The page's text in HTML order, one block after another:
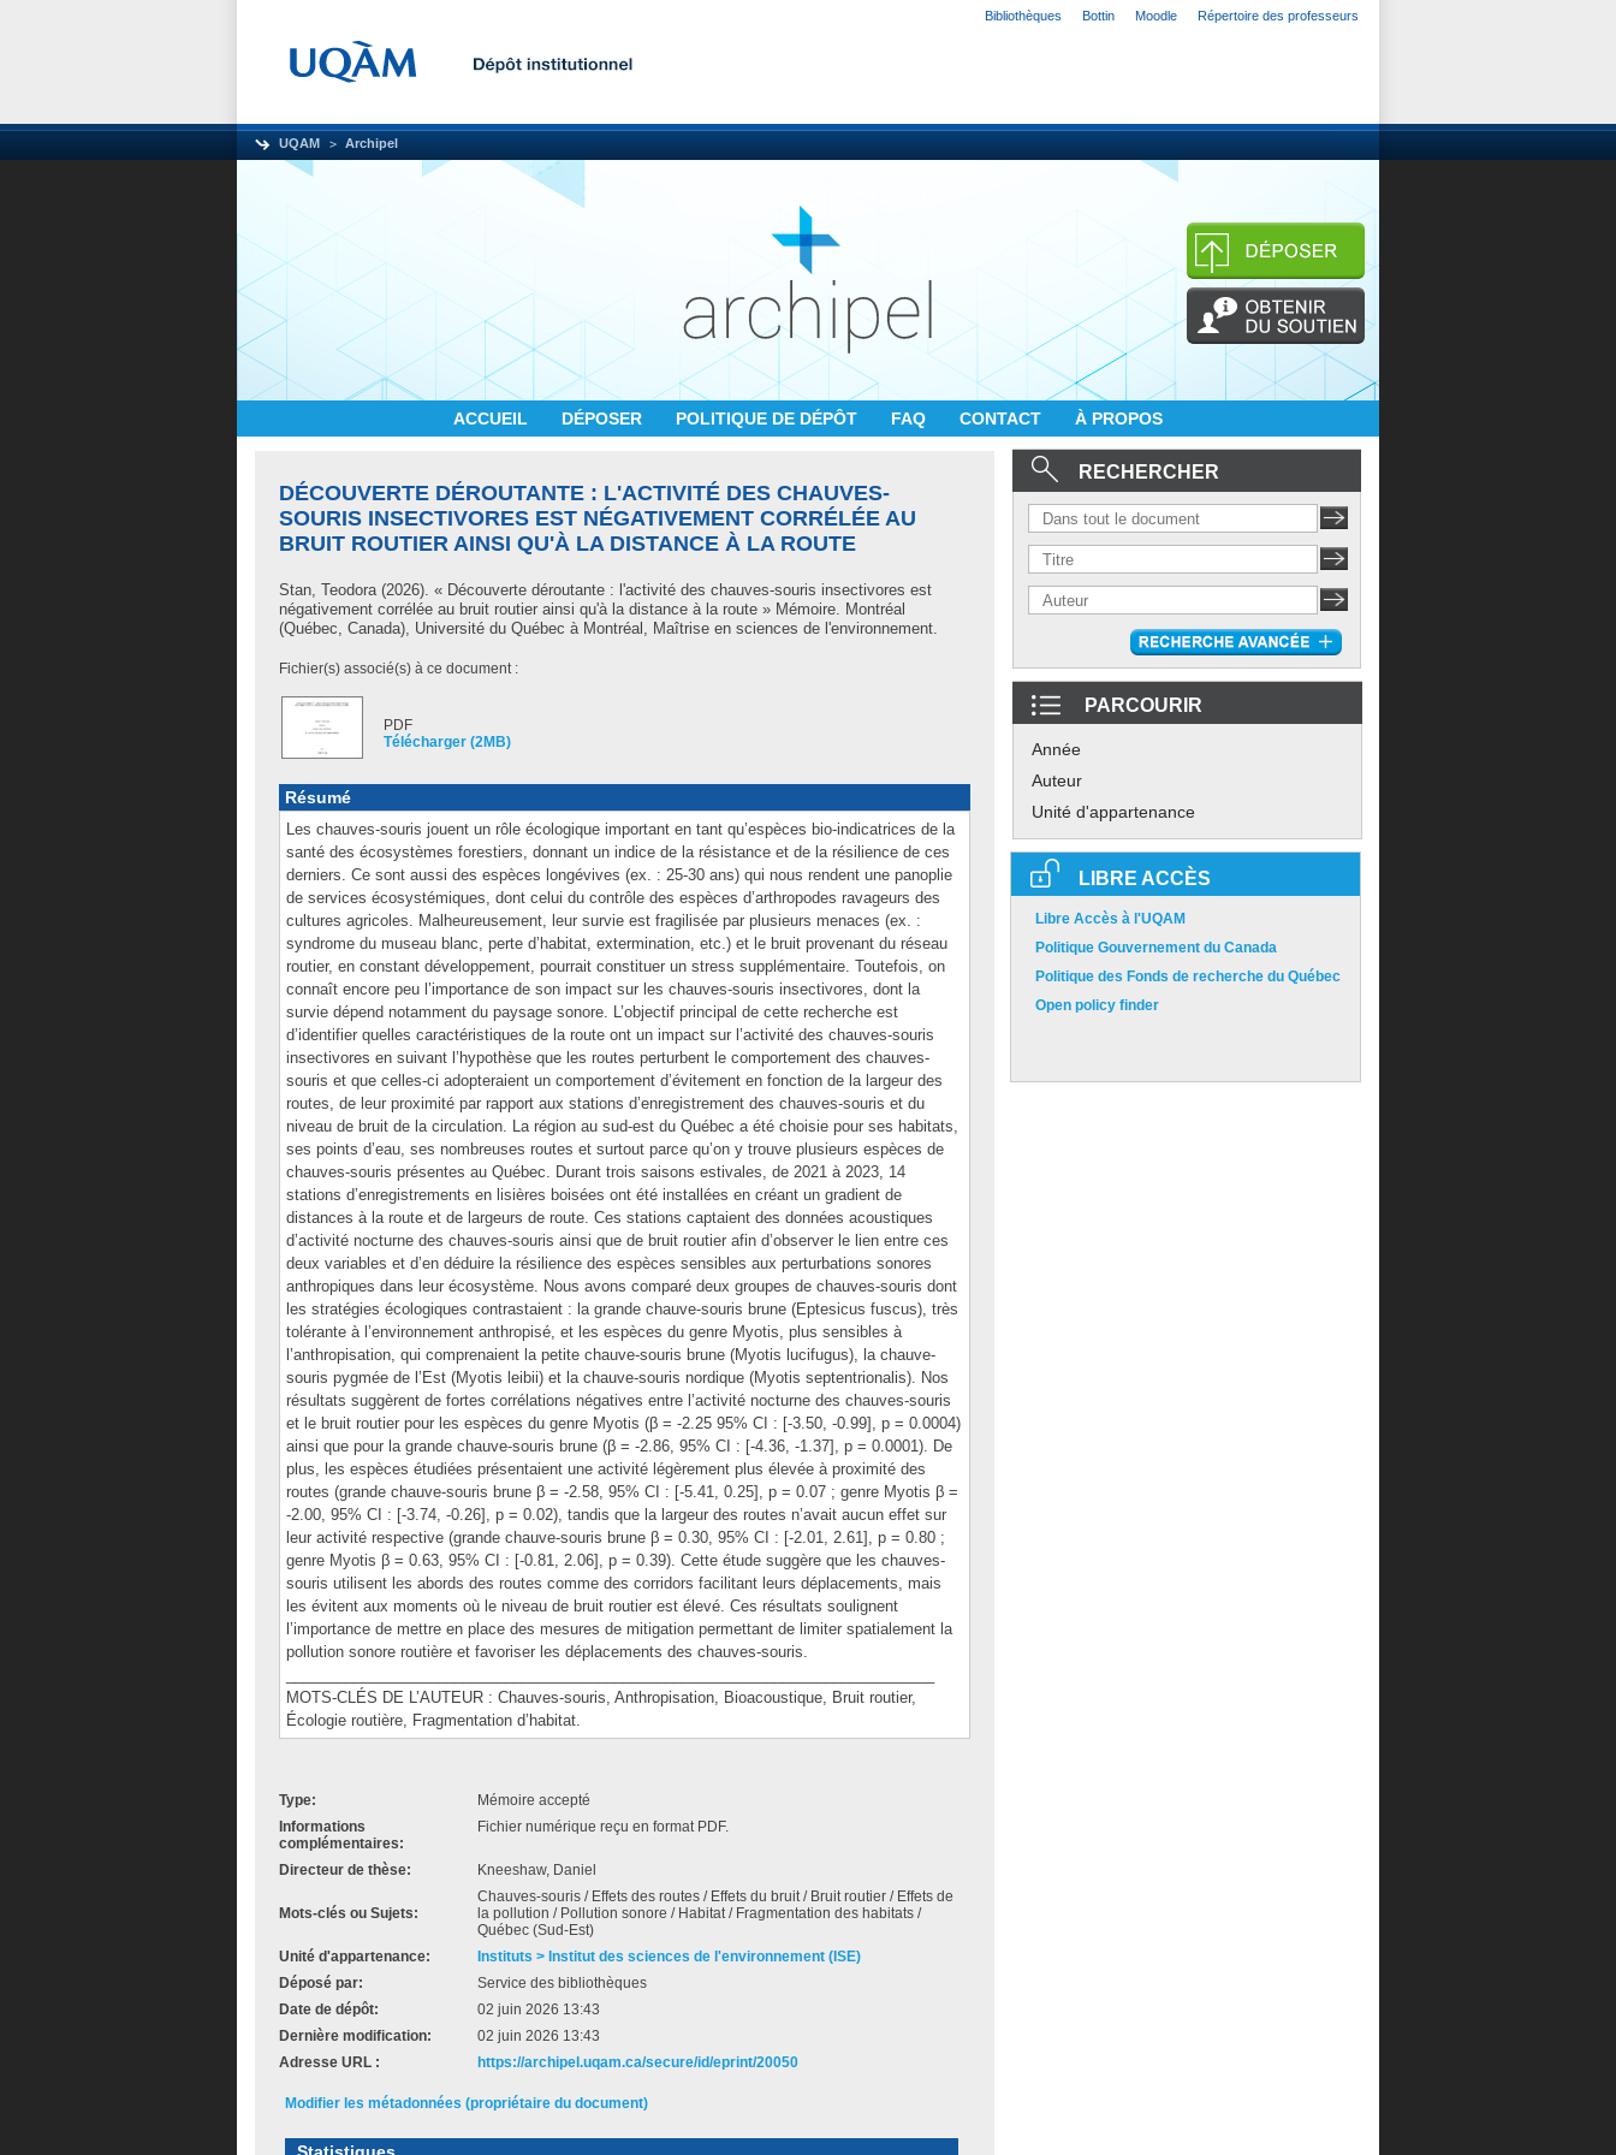
Bibliothèques Bottin Moodle Répertoire des professeurs
UQAM Archipel
ACCUEIL DÉPOSER POLITIQUE DE DÉPÔT FAQ CONTACT À PROPOS
DÉCOUVERTE DÉROUTANTE : L'ACTIVITÉ DES CHAUVES-
SOURIS INSECTIVORES EST NÉGATIVEMENT CORRÉLÉE AU
BRUIT ROUTIER AINSI QU'À LA DISTANCE À LA ROUTE
Stan, Teodora(2026). « Découverte déroutante : l'activité des chauves-souris insectivores est
négativement corrélée au bruit routier ainsi qu'à la distance à la route » Mémoire. Montréal
(Québec, Canada), Université du Québec à Montréal, Maîtrise en sciences de l'environnement.
Fichier(s) associé(s) à ce document :
PDF
Télécharger (2MB)
Résumé
Les chauves-souris jouent un rôle écologique important en tant qu’espèces bio-indicatrices de la
santé des écosystèmes forestiers, donnant un indice de la résistance et de la résilience de ces
derniers. Ce sont aussi des espèces longévives (ex. : 25-30 ans) qui nous rendent une panoplie
de services écosystémiques, dont celui du contrôle des espèces d’arthropodes ravageurs des
cultures agricoles. Malheureusement, leur survie est fragilisée par plusieurs menaces (ex. :
syndrome du museau blanc, perte d’habitat, extermination, etc.) et le bruit provenant du réseau
routier, en constant développement, pourrait constituer un stress supplémentaire. Toutefois, on
connaît encore peu l’importance de son impact sur les chauves-souris insectivores, dont la
survie dépend notamment du paysage sonore. L’objectif principal de cette recherche est
d’identifier quelles caractéristiques de la route ont un impact sur l’activité des chauves-souris
insectivores en suivant l’hypothèse que les routes perturbent le comportement des chauves-
souris et que celles-ci adopteraient un comportement d’évitement en fonction de la largeur des
routes, de leur proximité par rapport aux stations d’enregistrement des chauves-souris et du
niveau de bruit de la circulation. La région au sud-est du Québec a été choisie pour ses habitats,
ses points d’eau, ses nombreuses routes et surtout parce qu’on y trouve plusieurs espèces de
chauves-souris présentes au Québec. Durant trois saisons estivales, de 2021 à 2023, 14
stations d’enregistrements en lisières boisées ont été installées en créant un gradient de
distances à la route et de largeurs de route. Ces stations captaient des données acoustiques
d’activité nocturne des chauves-souris ainsi que de bruit routier afin d’observer le lien entre ces
deux variables et d’en déduire la résilience des espèces sensibles aux perturbations sonores
anthropiques dans leur écosystème. Nous avons comparé deux groupes de chauves-souris dont
les stratégies écologiques contrastaient : la grande chauve-souris brune (Eptesicus fuscus), très
tolérante à l’environnement anthropisé, et les espèces du genre Myotis, plus sensibles à
l’anthropisation, qui comprenaient la petite chauve-souris brune (Myotis lucifugus), la chauve-
souris pygmée de l’Est (Myotis leibii) et la chauve-souris nordique (Myotis septentrionalis). Nos
résultats suggèrent de fortes corrélations négatives entre l’activité nocturne des chauves-souris
et le bruit routier pour les espèces du genre Myotis (β = -2.25 95% CI : [-3.50, -0.99], p = 0.0004)
ainsi que pour la grande chauve-souris brune (β = -2.86, 95% CI : [-4.36, -1.37], p = 0.0001). De
plus, les espèces étudiées présentaient une activité légèrement plus élevée à proximité des
routes (grande chauve-souris brune β = -2.58, 95% CI : [-5.41, 0.25], p = 0.07 ; genre Myotis β =
-2.00, 95% CI : [-3.74, -0.26], p = 0.02), tandis que la largeur des routes n’avait aucun effet sur
leur activité respective (grande chauve-souris brune β = 0.30, 95% CI : [-2.01, 2.61], p = 0.80 ;
genre Myotis β = 0.63, 95% CI : [-0.81, 2.06], p = 0.39). Cette étude suggère que les chauves-
souris utilisent les abords des routes comme des corridors facilitant leurs déplacements, mais
les évitent aux moments où le niveau de bruit routier est élevé. Ces résultats soulignent
l’importance de mettre en place des mesures de mitigation permettant de limiter spatialement la
pollution sonore routière et favoriser les déplacements des chauves-souris.
MOTS-CLÉS DE L’AUTEUR : Chauves-souris, Anthropisation, Bioacoustique, Bruit routier,
Écologie routière, Fragmentation d’habitat.
Type:
Mémoire accepté
Informations
complémentaires:
Fichier numérique reçu en format PDF.
Directeur de thèse: Kneeshaw, Daniel
Mots-clés ou Sujets:
Chauves-souris / Effets des routes / Effets du bruit / Bruit routier / Effets de
la pollution / Pollution sonore / Habitat / Fragmentation des habitats /
Québec (Sud-Est)
Unité d'appartenance:
Instituts > Institut des sciences de l'environnement (ISE)
Déposé par:
Service des bibliothèques
Date de dépôt:
02 juin 2026 13:43
Dernière modification:
02 juin 2026 13:43
Adresse URL :
https://archipel.uqam.ca/secure/id/eprint/20050
Modifier les métadonnées (propriétaire du document)
RECHERCHER
PARCOURIR
Année
Auteur
Unité d'appartenance
LIBRE ACCÈS
Libre Accès à l'UQAM
Politique Gouvernement du Canada
Politique des Fonds de recherche du Québec
Open policy finder